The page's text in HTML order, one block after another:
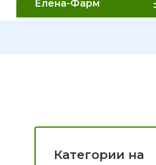
Елена-Фарм
Категории на